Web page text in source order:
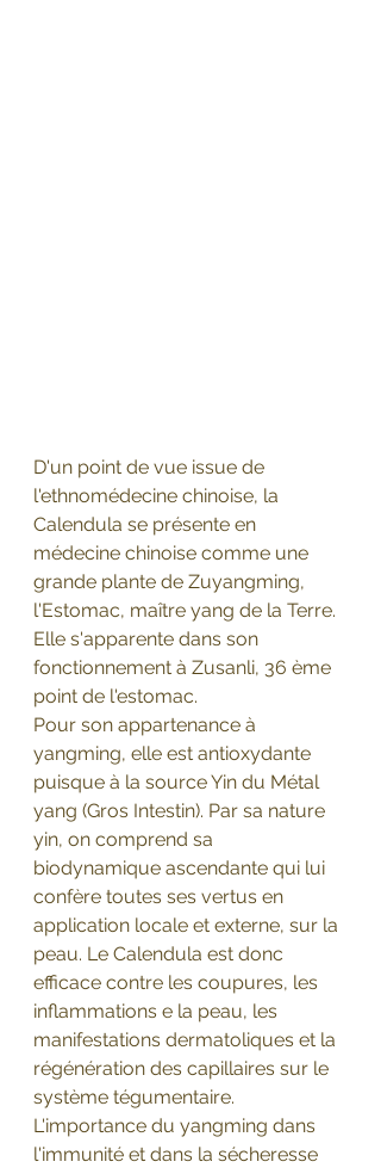
D'un point de vue issue de
l'ethnomédecine chinoise, la
Calendula se présente en
médecine chinoise comme une
grande plante de Zuyangming,
l'Estomac, maître yang de la Terre.
Elle s'apparente dans son
fonctionnement à Zusanli, 36 ème
point de l'estomac.
Pour son appartenance à
yangming, elle est antioxydante
puisque à la source Yin du Métal
yang (Gros Intestin). Par sa nature
yin, on comprend sa
biodynamique ascendante qui lui
confère toutes ses vertus en
application locale et externe, sur la
peau. Le Calendula est donc
efficace contre les coupures, les
inflammations e la peau, les
manifestations dermatoliques et la
régénération des capillaires sur le
système tégumentaire.
L'importance du yangming dans
l'immunité et dans la sécheresse